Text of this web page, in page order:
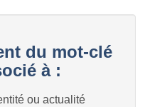
du mot-clé
à :
ou actualité